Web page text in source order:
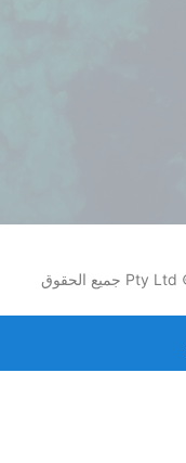
ويندهام ديستينيشنز آسيا باسيفيك Pty Ltd © 2024 جميع الحقوق